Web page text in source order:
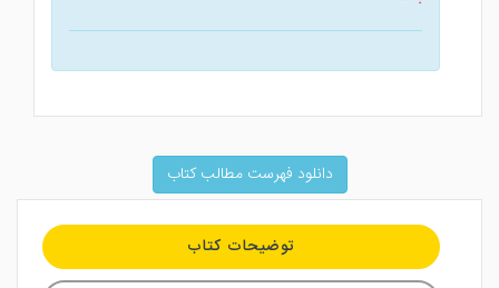
دانلود فهرست مطالب کتاب
توضیحات کتاب